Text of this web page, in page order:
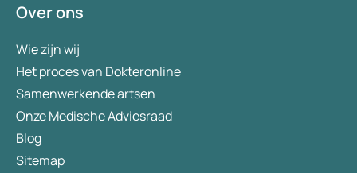
Over ons
Wie zijn wij
Het proces van Dokteronline
Samenwerkende artsen
Onze Medische Adviesraad
Blog
Sitemap